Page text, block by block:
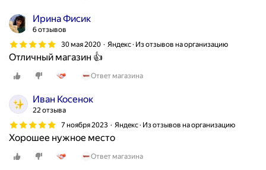
Ирина Фисик
6 отзывов
30 мая 2020
Яндекс · Из отзывов на организацию
Отличный магазин 👍
Ответ магазина
Иван Косенок
22 отзыва
7 ноября 2023
Яндекс · Из отзывов на организацию
Хорошее нужное место
Ответ магазина